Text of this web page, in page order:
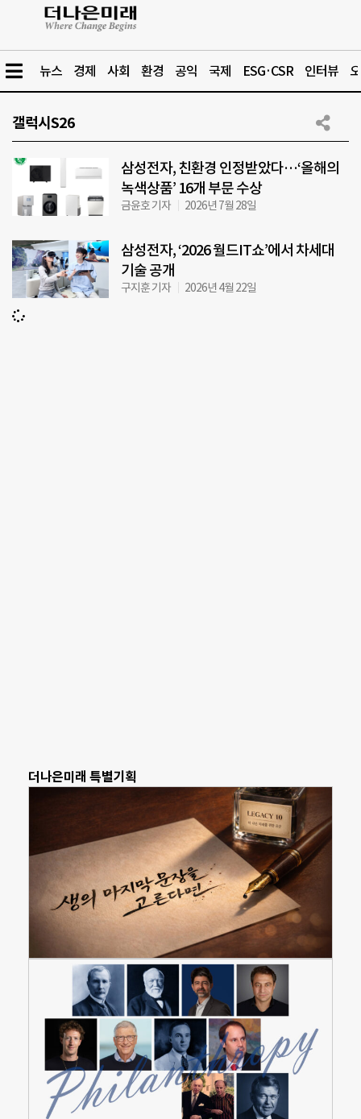
뉴스 경제 사회 환경 공익 국제 ESG·CSR 인터뷰
갤럭시S26
삼성전자, 친환경 인정받았다…‘올해의
녹색상품’ 16개 부문 수상
금윤호 기자 2026년 7월 28일
삼성전자, ‘2026 월드IT쇼’에서 차세대
기술 공개
구지훈 기자 2026년 4월 22일
더나은미래 특별기획